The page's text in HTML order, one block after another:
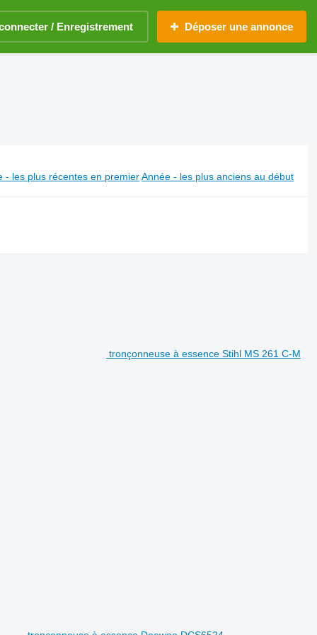
/ Enregistrement Déposer une annonce
- les plus récentes en premier Année - les plus anciens au début
tronçonneuse à essence Stihl MS 261 C-M